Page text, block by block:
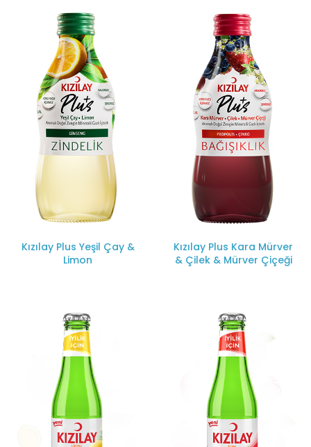
Kızılay Plus Yeşil Çay &
Limon
Kızılay Plus Kara Mürver
& Çilek & Mürver Çiçeği